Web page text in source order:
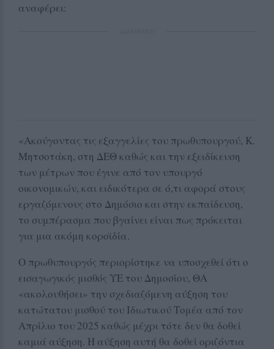
αναφέρει:
«Ακούγοντας τις εξαγγελίες του πρωθυπουργού, Κ.
Μητσοτάκη, στη ΔΕΘ καθώς και την εξειδίκευση
των μέτρων που έγινε από τον υπουργό
οικονομικών, και ειδικότερα σε ό,τι αφορά στους
εργαζόμενους στο Δημόσιο και στην εκπαίδευση,
το συμπέρασμα που βγαίνει είναι πως πρόκειται
για μια ακόμη κοροϊδία.
Ο πρωθυπουργός περιορίστηκε να υποσχεθεί ότι ο
εισαγωγικός μισθός ΥΕ του Δημοσίου, ΘΑ
«ακολουθήσει» την σχεδιαζόμενη αύξηση του
κατώτατου μισθού του Ιδιωτικού Τομέα από τον
Απρίλιο του 2025 καθώς μέχρι τότε δεν θα δοθεί
καμιά αύξηση. Η αύξηση αυτή θα δοθεί οριζόντια